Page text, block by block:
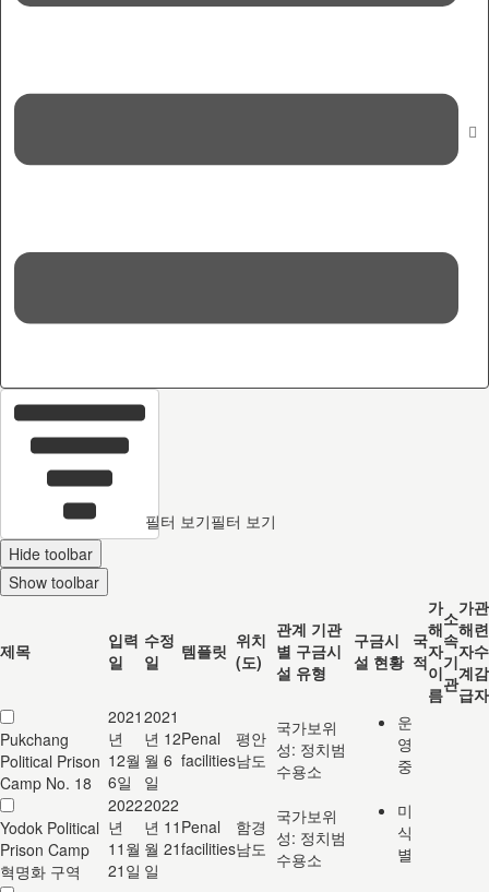
필터 보기필터 보기
Hide toolbar
Show toolbar
제목
입력
일
수정
일
템플릿 위치
(도)
관계 기관
별 구금시
설 유형
구금시
설 현황
국
적
가
해
자
이
름
소
속
기
관
가
해
자
계
급
관
련
수
감
자
Pukchang
Political Prison
Camp No. 18
2021
년
12월
6일
2021
년 12
월 6
일
Penal
facilities
평안
남도
국가보위
성: 정치범
수용소
운
영
중
Yodok Political
Prison Camp
혁명화 구역
2022
년
11월
21일
2022
년 11
월 21
일
Penal
facilities
함경
남도
국가보위
성: 정치범
수용소
미
식
별